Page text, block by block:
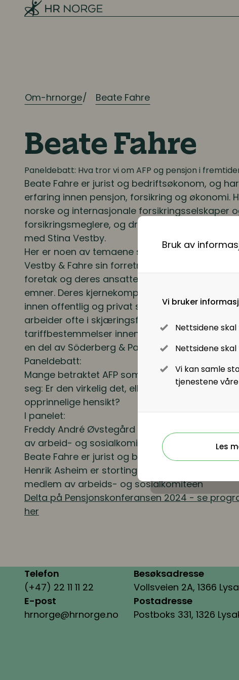
Bruk av
Vi bruker
Nettsidene
Nettsidene
Vi kan samle
tjenestene våre
Les
Ressursplanlegging
Kompetanse- og talentledelse
Kompetanseutvikling
Lederutvikling
Lønn og ytelser
Lønn og ytelser
Pensjon
Lønnsoppgjøret og tariff
Digitalisering
Digitale løsninger innen HR
Digitale løsninger i virksomheten
Om-hrnorge Beate Fahre
Beate Fahre
Paneldebatt: Hva tror vi om AFP og pensjon i
Beate Fahre er jurist og bedriftsøkonom, og
erfaring innen pensjon, forsikring og økonomi.
norske og internasjonale forsikringsselskaper
forsikringsmeglere, og driver i dag Vestby &
med Stina Vestby.
Her er noen av temaene som vil belyses på
Vestby & Fahre sin forretningside er å tilby
foretak og deres ansatte innen pensjon,
emner. Deres kjernekompetanse er pensjon og
innen offentlig og privat sektor, herunder
arbeider ofte i skjæringsfeltet mellom
tariffbestemmelser innen pensjonsområdet.
en del av Söderberg & Partners Norge.
Paneldebatt:
Mange betraktet AFP som "redningen", men
seg: Er den virkelig det, eller har den tvert imot
opprinnelige hensikt?
I panelet:
Freddy André Øvstegård er sosialpolitisk
av arbeid- og sosialkomiteen
Beate Fahre er jurist og bedriftsøkonom i Vestby
Henrik Asheim er stortingsrepresentant,
medlem av arbeids- og sosialkomiteen
Delta på Pensjonskonferansen 2024 - se
her
Telefon
(+47) 22 11 11 22
E-post
hrnorge@hrnorge.no
Besøksadresse
Vollsveien 2A, 1366
Postadresse
Postboks 331, 1326